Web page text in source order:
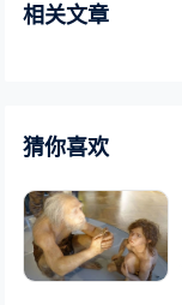
相关文章
猜你喜欢